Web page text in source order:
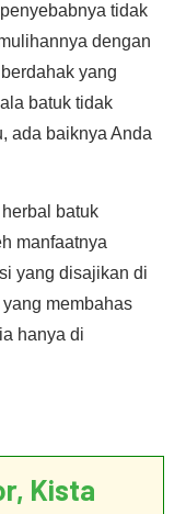
tidak
dengan
yang
batuk tidak
ada baiknya Anda
batuk
manfaatnya
yang disajikan di
membahas
hanya di
Kista